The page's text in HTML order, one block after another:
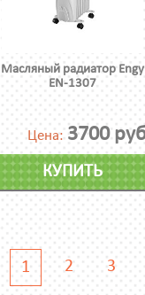
Масляный радиатор Engy
EN-1307
Цена: 3700
КУПИТЬ
1 2 3